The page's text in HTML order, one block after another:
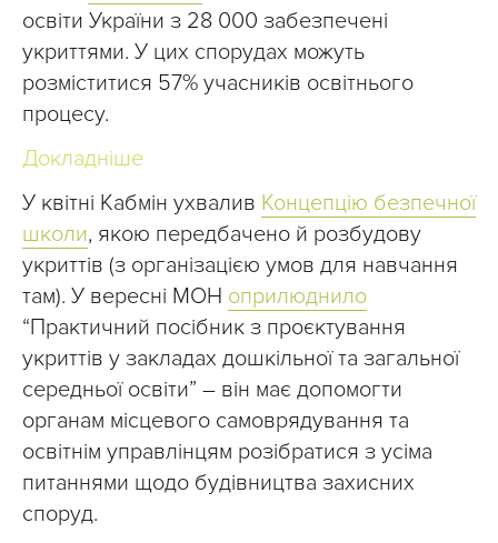
освіти України з 28 000 забезпечені
укриттями. У цих спорудах можуть
розміститися 57% учасників освітнього
процесу.
Докладніше
У квітні Кабмін ухвалив Концепцію безпечної
школи, якою передбачено й розбудову
укриттів (з організацією умов для навчання
там). У вересні МОН оприлюднило
“Практичний посібник з проєктування
укриттів у закладах дошкільної та загальної
середньої освіти” – він має допомогти
органам місцевого самоврядування та
освітнім управлінцям розібратися з усіма
питаннями щодо будівництва захисних
споруд.